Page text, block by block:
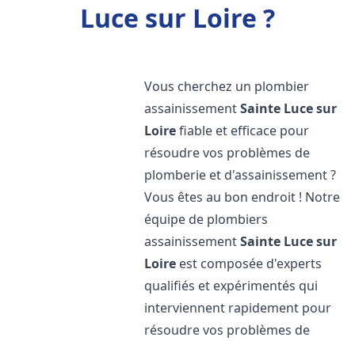
Luce sur Loire ?
Vous cherchez un plombier
assainissementSainte Luce sur
Loirefiable et efficace pour
résoudre vos problèmes de
plomberie et d'assainissement ?
Vous êtes au bon endroit ! Notre
équipe de plombiers
assainissementSainte Luce sur
Loire est composée d'experts
qualifiés et expérimentés qui
interviennent rapidement pour
résoudre vos problèmes de